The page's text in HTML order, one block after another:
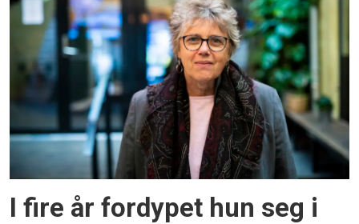
I fire år fordypet hun seg i